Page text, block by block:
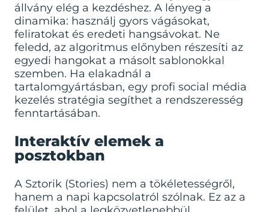
állvány elég a kezdéshez. A lényeg a
dinamika: használj gyors vágásokat,
feliratokat és eredeti hangsávokat. Ne
feledd, az algoritmus előnyben részesíti az
egyedi hangokat a másolt sablonokkal
szemben. Ha elakadnál a
tartalomgyártásban, egy profi social média
kezelés stratégia segíthet a rendszeresség
fenntartásában.
Interaktív elemek a
posztokban
A Sztorik (Stories) nem a tökéletességről,
hanem a napi kapcsolatról szólnak. Ez az a